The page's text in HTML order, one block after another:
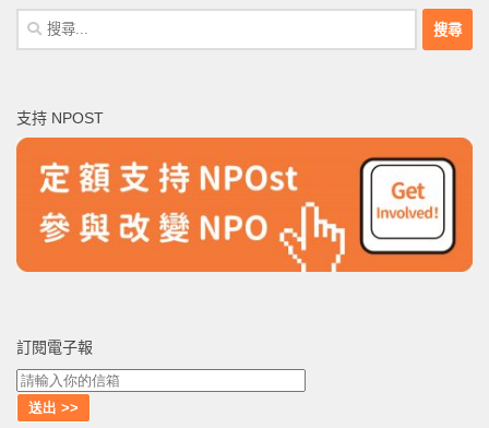
搜
尋
字:
支持 NPOST
訂閱電子報